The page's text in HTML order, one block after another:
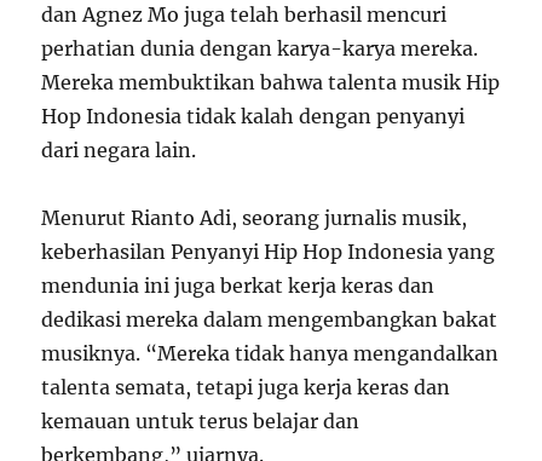
dan Agnez Mo juga telah berhasil mencuri
perhatian dunia dengan karya-karya mereka.
Mereka membuktikan bahwa talenta musik Hip
Hop Indonesia tidak kalah dengan penyanyi
dari negara lain.
Menurut Rianto Adi, seorang jurnalis musik,
keberhasilan Penyanyi Hip Hop Indonesia yang
mendunia ini juga berkat kerja keras dan
dedikasi mereka dalam mengembangkan bakat
musiknya. “Mereka tidak hanya mengandalkan
talenta semata, tetapi juga kerja keras dan
kemauan untuk terus belajar dan
berkembang,” ujarnya.